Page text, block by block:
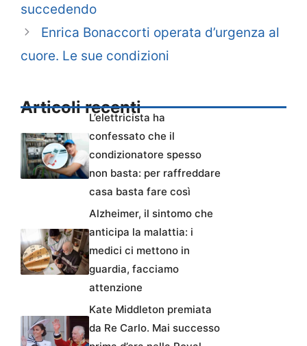
succedendo
Enrica Bonaccorti operata d’urgenza al
cuore. Le sue condizioni
Articoli recenti
L’elettricista ha
confessato che il
condizionatore spesso
non basta: per raffreddare
casa basta fare così
Alzheimer, il sintomo che
anticipa la malattia: i
medici ci mettono in
guardia, facciamo
attenzione
Kate Middleton premiata
da Re Carlo. Mai successo